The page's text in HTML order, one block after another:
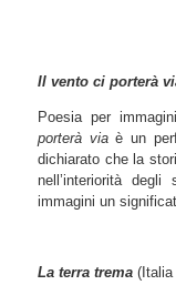
Il vento ci porterà
Poesia per
porterà viaè un
dichiarato che la
nell’interiorità
immagini un
La terra trema (Italia